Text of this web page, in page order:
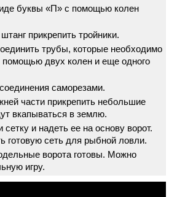
буквы «П» с помощью колен
прикрепить тройники.
трубы, которые необходимо
помощью двух колен и еще одного
саморезами.
части прикрепить небольшие
вкапываться в землю.
и надеть ее на основу ворот.
готовую сеть для рыбной ловли.
ворота готовы. Можно
игру.